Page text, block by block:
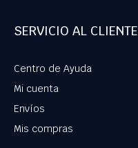
SERVICIO AL CLIENTE
Centro de Ayuda
Mi cuenta
Envíos
Mis compras